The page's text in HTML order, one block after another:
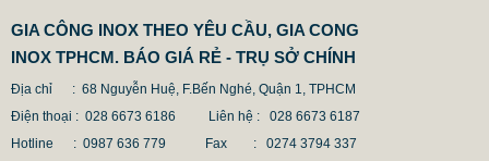
GIA CÔNG INOX THEO YÊU CẦU, GIA CONG
INOX TPHCM. BÁO GIÁ RẺ - TRỤ SỞ CHÍNH
Địa chỉ : 68 Nguyễn Huệ, F.Bến Nghé, Quận 1, TPHCM
Điện thoại : 028 6673 6186
Liên hệ : 028 6673 6187
Hotline : 0987 636 779 Fax
: 0274 3794 337